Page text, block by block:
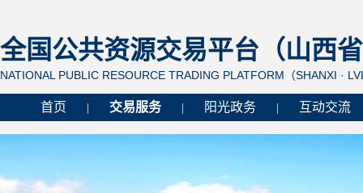
全国公共资源交易平台（山西
NATIONAL PUBLIC RESOURCE TRADING PLATFORM（SHANXI ·
首页 交易服务 阳光政务 互动交流